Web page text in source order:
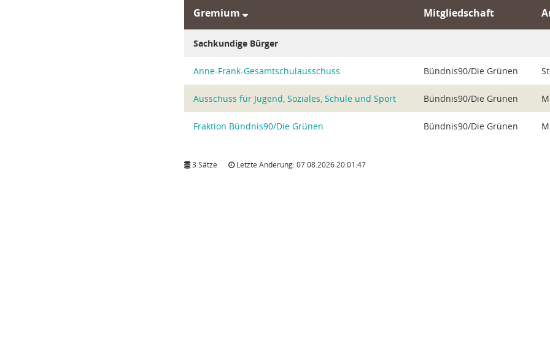
Gremium Mitgliedschaft
Sachkundige Bürger
Anne-Frank-Gesamtschulausschuss Bündnis90/Die Grünen
Ausschuss für Jugend, Soziales, Schule und Sport Bündnis90/Die Grünen
Fraktion Bündnis90/Die Grünen Bündnis90/Die Grünen
3 Sätze Letzte Änderung: 07.08.2026 20:01:47